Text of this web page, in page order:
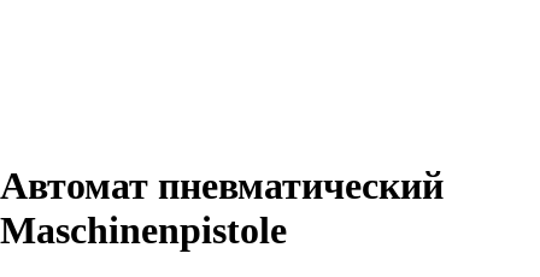
Автомат пневматический
Maschinenpistole